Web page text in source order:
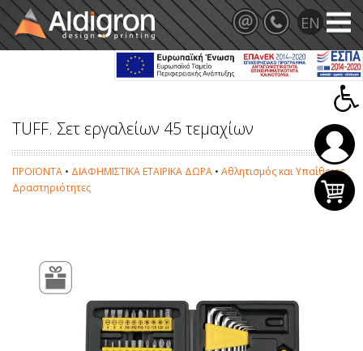
TUFF. Σετ εργαλείων 45 τεμαχίων
ΠΡΟΪΟΝΤΑ • ΔΙΑΦΗΜΙΣΤΙΚΑ ΕΤΑΙΡΙΚΑ ΔΩΡΑ • Αθλητισμός και Υπαίθριες
Δραστηριότητες